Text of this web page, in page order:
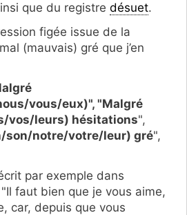
que du registre désuet.
figée issue de la
(mauvais) gré que j’en
vous/eux)", "Malgré
vos/leurs) hésitations",
son/notre/votre/leur) gré",
par exemple dans
faut bien que je vous aime,
car, depuis que vous